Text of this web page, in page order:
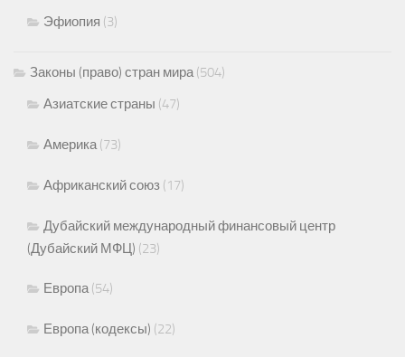
Эфиопия (3)
Законы (право) стран мира(504)
Азиатские страны (47)
Америка(73)
Африканский союз (17)
Дубайский международный финансовый центр
(Дубайский МФЦ) (23)
Европа(54)
Европа (кодексы) (22)